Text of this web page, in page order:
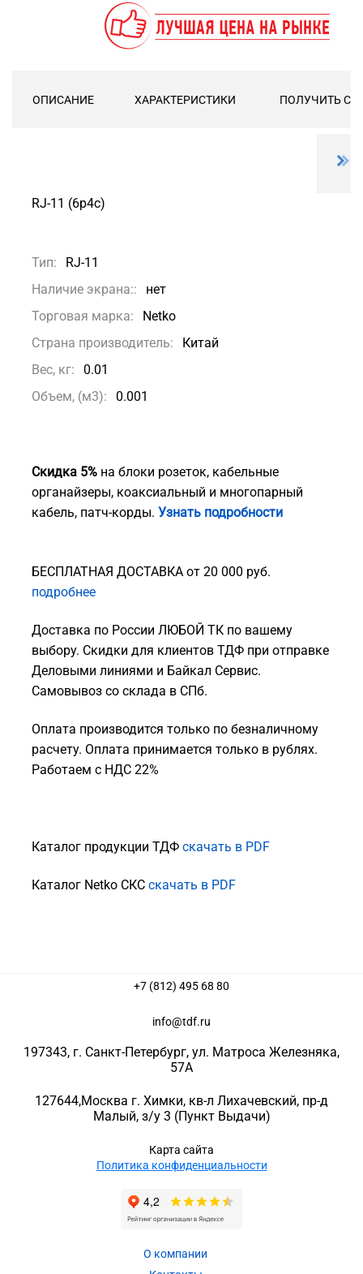
ОПИСАНИЕ ХАРАКТЕРИСТИКИ ПОЛУЧИТЬ
RJ-11 (6p4c)
Тип:
RJ-11
Наличие экрана::
нет
Торговая марка:
Netko
Страна производитель:
Китай
Вес, кг:
0.01
Объем, (м3):
0.001
Скидка 5% на блоки розеток, кабельные
органайзеры, коаксиальный и многопарный
кабель, патч-корды. Узнать подробности
БЕСПЛАТНАЯ ДОСТАВКА от 20 000 руб.
подробнее
Доставка по России ЛЮБОЙ ТК по вашему
выбору. Скидки для клиентов ТДФ при отправке
Деловыми линиями и Байкал Сервис.
Самовывоз со склада в СПб.
Оплата производится только по безналичному
расчету. Оплата принимается только в рублях.
Работаем с НДС 22%
Каталог продукции ТДФ скачать в PDF
Каталог Netko СКС скачать в PDF
+7 (812) 495 68 80
info@tdf.ru
197343, г. Санкт-Петербург, ул. Матроса Железняка,
57A
127644,Москва г. Химки, кв-л Лихачевский, пр-д
Малый, з/у 3 (Пункт Выдачи)
Карта сайта
Политика конфиденциальности
О компании